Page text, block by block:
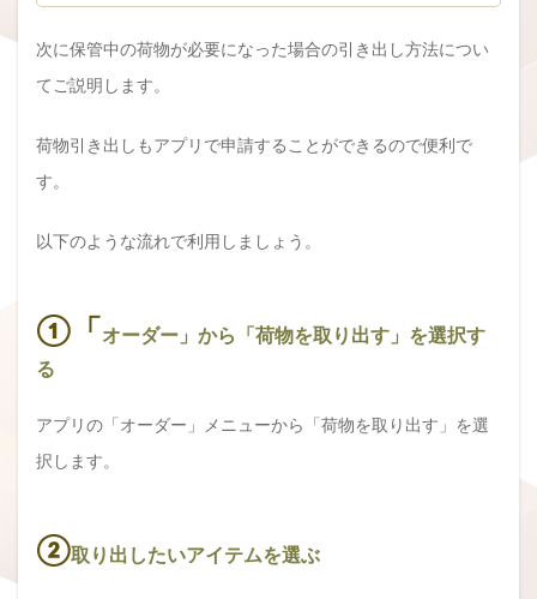
次に保管中の荷物が必要になった場合の引き出し方法につい
てご説明します。
荷物引き出しもアプリで申請することができるので便利で
す。
以下のような流れで利用しましょう。
①「オーダー」から「荷物を取り出す」を選択す
る
アプリの「オーダー」メニューから「荷物を取り出す」を選
択します。
②取り出したいアイテムを選ぶ